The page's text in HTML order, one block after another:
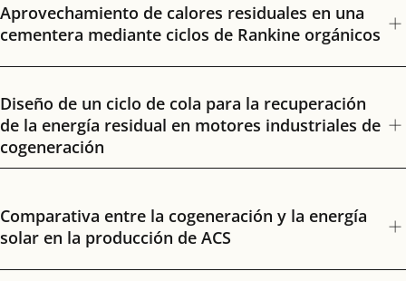
Aprovechamiento de calores residuales en una
cementera mediante ciclos de Rankine orgánicos
Diseño de un ciclo de cola para la recuperación
de la energía residual en motores industriales de
cogeneración
Comparativa entre la cogeneración y la energía
solar en la producción de ACS